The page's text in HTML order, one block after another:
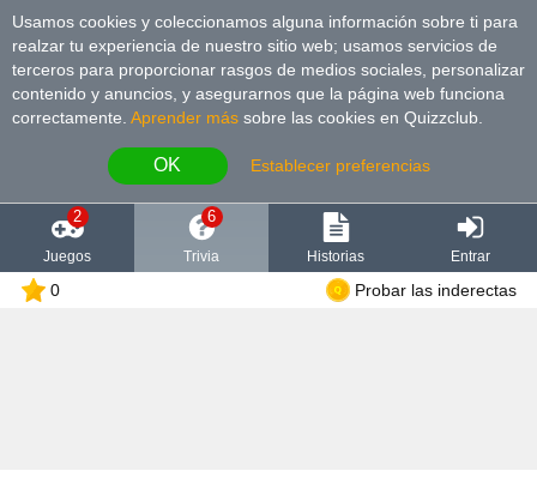
Usamos cookies y coleccionamos alguna información sobre ti para
realzar tu experiencia de nuestro sitio web; usamos servicios de
terceros para proporcionar rasgos de medios sociales, personalizar
contenido y anuncios, y asegurarnos que la página web funciona
correctamente. Aprender más sobre las cookies en Quizzclub.
OK Establecer preferencias
2
Juegos
6
Trivia Historias Entrar
0 Probar las inderectas